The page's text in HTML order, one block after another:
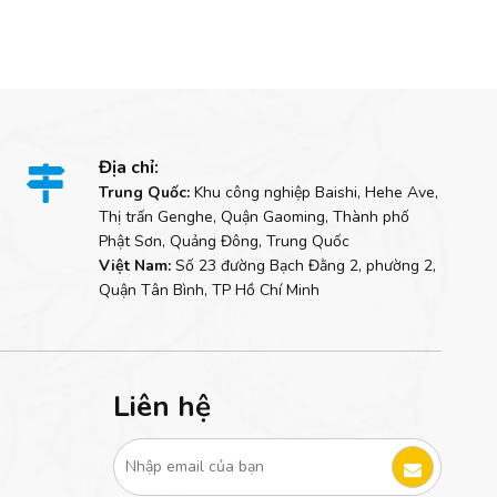
 Địa chỉ:
Trung Quốc: Khu công nghiệp Baishi, Hehe Ave,
Thị trấn Genghe, Quận Gaoming, Thành phố
Phật Sơn, Quảng Đông, Trung Quốc
Việt Nam: Số 23 đường Bạch Đằng 2, phường 2,
Quận Tân Bình, TP Hồ Chí Minh
Liên hệ